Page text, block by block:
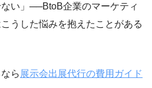
い」──BtoB企業のマーケティ
うした悩みを抱えたことがある
ら 展示会出展代行の費用ガイド